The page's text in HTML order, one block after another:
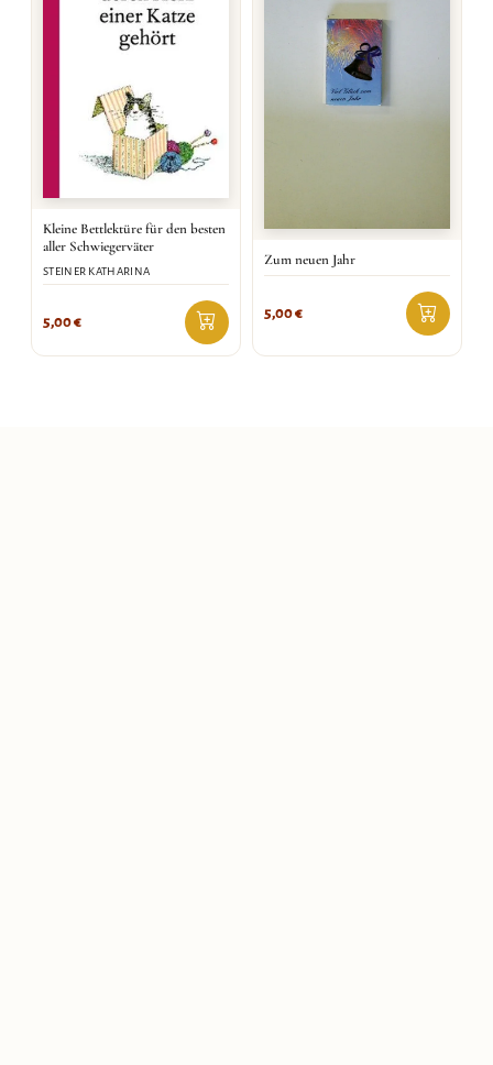
Kleine Bettlektüre für den besten
aller Schwiegerväter
STEINER KATHARINA
5,00€
Zum neuen Jahr
5,00€